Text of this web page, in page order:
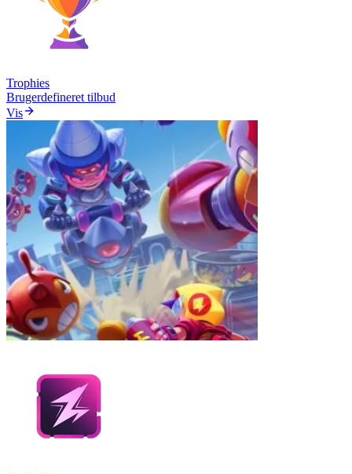
Trophies
Brugerdefineret tilbud
Vis